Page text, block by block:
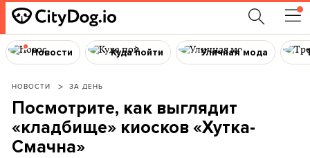
Новости Куда пойти Уличная мода
НОВОСТИ ЗА ДЕНЬ
Посмотрите, как выглядит
«кладбище» киосков «Хутка-
Смачна»